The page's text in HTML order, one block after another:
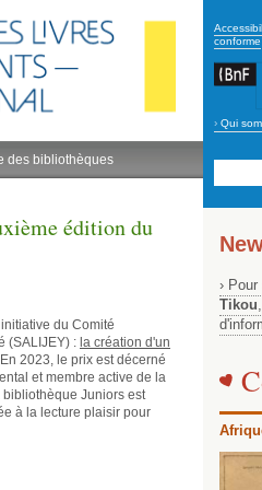
conforme
› Qui
des bibliothèques
édition du
du Comité
(SALIJEY) : la création d'un
2023, le prix est décerné
et membre active de la
Juniors est
à la lecture plaisir pour
›
Tikou